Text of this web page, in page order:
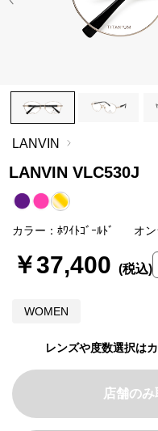
LANVIN
LANVIN VLC530J
WOMEN
カラー：ﾎﾜｲﾄｺﾞｰﾙﾄﾞ オ
レンズや度数選択は
￥37,400
店舗の